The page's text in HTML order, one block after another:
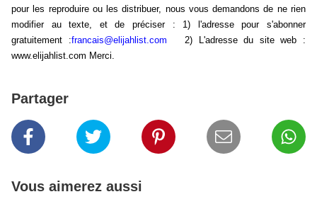
pour les reproduire ou les distribuer, nous vous demandons de ne rien
modifier au texte, et de préciser : 1) l'adresse pour s'abonner
gratuitement :francais@elijahlist.com 2) L'adresse du site web :
www.elijahlist.com Merci.
Partager
Vous aimerez aussi